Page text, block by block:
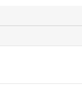
les fichiers CAD.